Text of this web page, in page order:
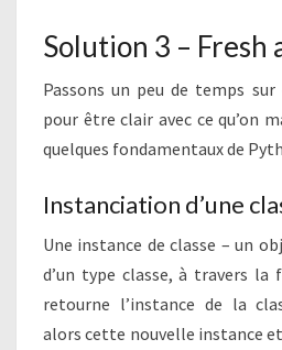
Solution 3 – Fresh
Passons un peu de temps
pour être clair avec ce qu’on
quelques fondamentaux de
Instanciation d’une
Une instance de classe – un
d’un type classe, à travers la
retourne l’instance de la
alors cette nouvelle instance